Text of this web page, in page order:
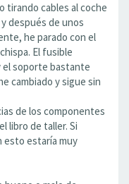
tirando cables al coche
después de unos
he parado con el
El fusible
el soporte bastante
cambiado y sigue sin
de los componentes
libro de taller. Si
esto estaría muy